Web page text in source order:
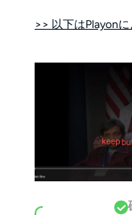
>> 以下はPlayon